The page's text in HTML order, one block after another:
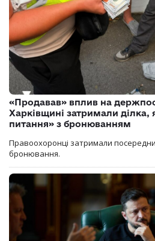
«Продавав» вплив на
Харківщині затримали ділка,
питання» з бронюванням
Правоохоронці затримали
бронювання.